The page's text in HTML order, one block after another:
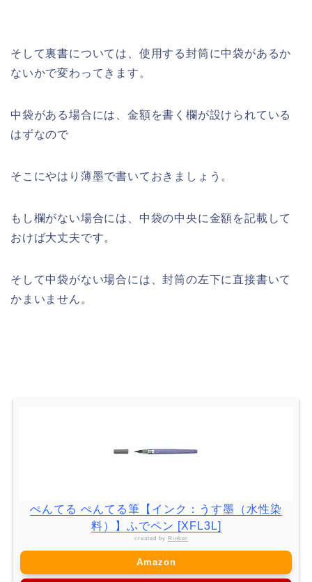
そして裏書については、使用する封筒に中袋があるか
ないかで変わってきます。
中袋がある場合には、金額を書く欄が設けられている
はずなので
そこにやはり薄墨で書いておきましょう。
もし欄がない場合には、中袋の中央に金額を記載して
おけば大丈夫です。
そして中袋がない場合には、封筒の左下に直接書いて
かまいません。
ぺんてる ぺんてる筆【インク：うす墨（水性染
料）】ふでペン [XFL3L]
created by Rinker
Amazon